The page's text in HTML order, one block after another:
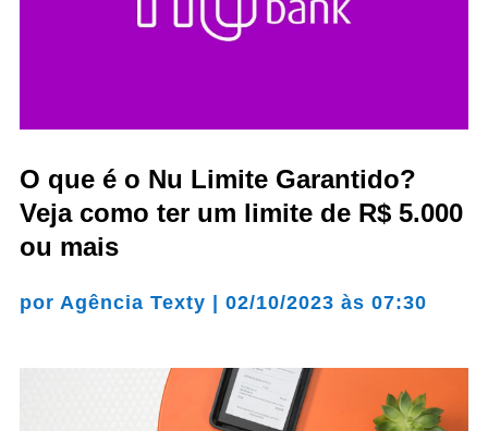
O que é o Nu Limite Garantido?
Veja como ter um limite de R$ 5.000
ou mais
por Agência Texty 02/10/2023 às 07:30